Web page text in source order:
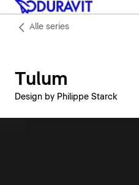
Alle series
Tulum
Design by Philippe Starck